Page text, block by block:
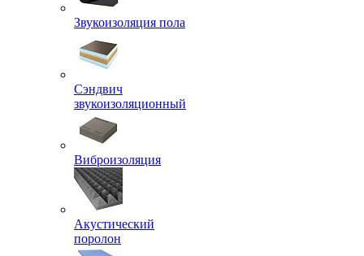
Звукоизоляция пола
Сэндвич
звукоизоляционный
Виброизоляция
Акустический
поролон